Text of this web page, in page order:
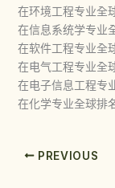
在环境工程专业全
在信息系统学专业
在软件工程专业全
在电气工程专业全
在电子信息工程专
在化学专业全球排
PREVIOUS